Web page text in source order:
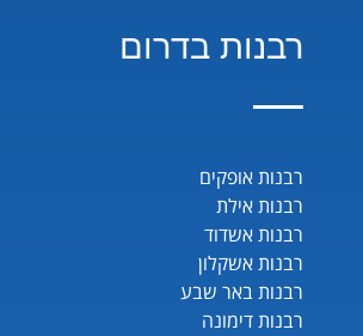
רבנות בדרום
רבנות אופקים
רבנות אילת
רבנות אשדוד
רבנות אשקלון
רבנות באר שבע
רבנות דימונה